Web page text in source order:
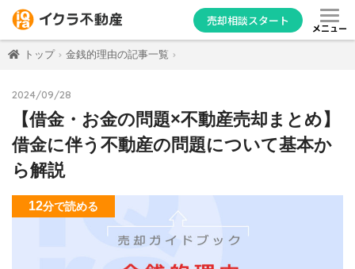
売却相談スタート
メニュー
トップ 金銭的理由の記事一覧
2024/09/28
【借金・お金の問題×不動産売却まとめ】
借金に伴う不動産の問題について基本か
ら解説
12分で読める